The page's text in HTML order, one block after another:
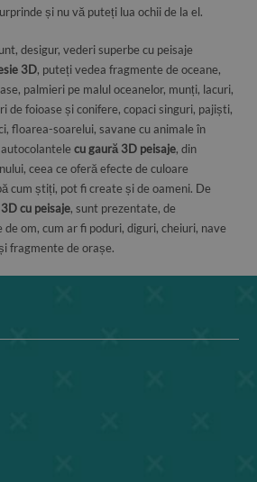
și nu vă puteți lua ochii de la el.
desigur, vederi superbe cu peisaje
3D, puteți vedea fragmente de oceane,
palmieri pe malul oceanelor, munți, lacuri,
de foioase și conifere, copaci singuri, pajiști,
floarea-soarelui, savane cu animale în
cu gaură 3D peisaje, din
ceea ce oferă efecte de culoare
cum știți, pot fi create și de oameni. De
cu peisaje, sunt prezentate, de
om, cum ar fi poduri, diguri, cheiuri, nave
fragmente de orașe.